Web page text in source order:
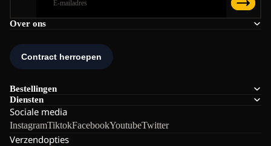
Over ons
Bestellingen
Diensten
Sociale media
InstagramTiktokFacebookYoutubeTwitter
Verzendopties